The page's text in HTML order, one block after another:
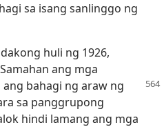
sa isang sanlinggo ng
huli ng 1926,
ang mga
bahagi ng araw ng
sa panggrupong
hindi lamang ang mga